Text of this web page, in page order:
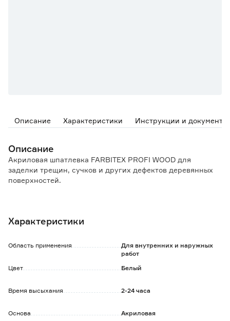
Описание Характеристики Инструкции и документы
Описание
Акриловая шпатлевка FARBITEX PROFI WOOD для
заделки трещин, сучков и других дефектов деревянных
поверхностей.
Образует твердое гладкое покрытие, устойчивое к
(пиление, строгание и пр.).
Обеспечивает повышенную прочность сцепления.
Обладает повышенной влагостойкостью, пластичностью
Допускается сухое и мокрое шлифование.
Разбавитель: вода.
Характеристики
Область применения
Для внутренних и наружных
работ
Цвет
Белый
Время высыхания 2-24 часа
Основа Акриловая